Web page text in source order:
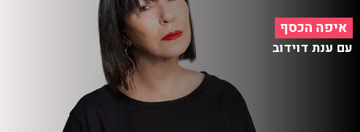
איפה הכסף
עם ענת דוידוב